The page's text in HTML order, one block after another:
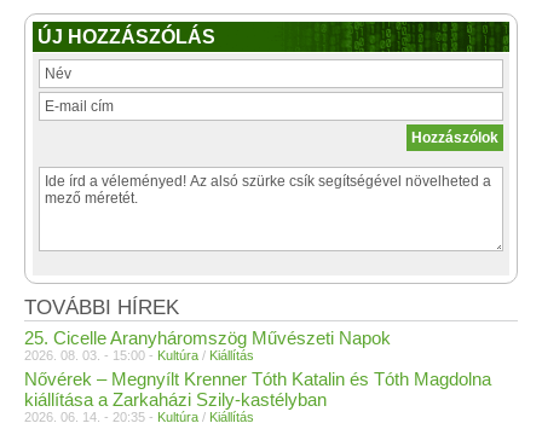
ÚJ HOZZÁSZÓLÁS
TOVÁBBI HÍREK
25. Cicelle Aranyháromszög Művészeti Napok
2026. 08. 03. - 15:00 - Kultúra / Kiállítás
Nővérek – Megnyílt Krenner Tóth Katalin és Tóth Magdolna
kiállítása a Zarkaházi Szily-kastélyban
2026. 06. 14. - 20:35 - Kultúra / Kiállítás